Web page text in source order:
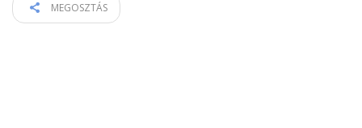
MEGOSZTÁS